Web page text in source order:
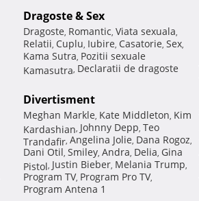
Dragoste & Sex
Dragoste, Romantic, Viata sexuala,
Relatii, Cuplu, Iubire, Casatorie, Sex,
Kama Sutra, Pozitii sexuale
Kamasutra, Declaratii de dragoste
Divertisment
Meghan Markle, Kate Middleton, Kim
Kardashian, Johnny Depp, Teo
Trandafir, Angelina Jolie, Dana Rogoz,
Dani Otil, Smiley, Andra, Delia, Gina
Pistol, Justin Bieber, Melania Trump,
Program TV, Program Pro TV,
Program Antena 1